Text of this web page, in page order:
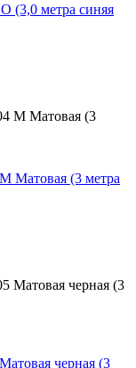
(3,0 метра синяя
Матовая (3 метра
черная (3